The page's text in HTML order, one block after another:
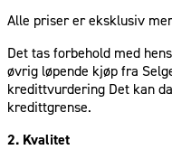
Alle priser er eksklusiv
Det tas forbehold med
øvrig løpende kjøp fra
kredittvurdering Det kan
kredittgrense.
2. Kvalitet